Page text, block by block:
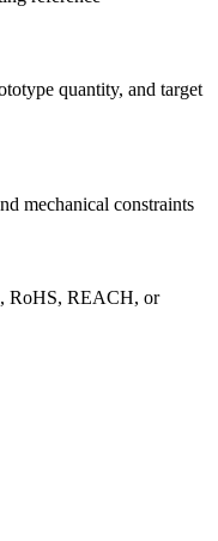
quantity, and target
mechanical constraints
RoHS, REACH, or